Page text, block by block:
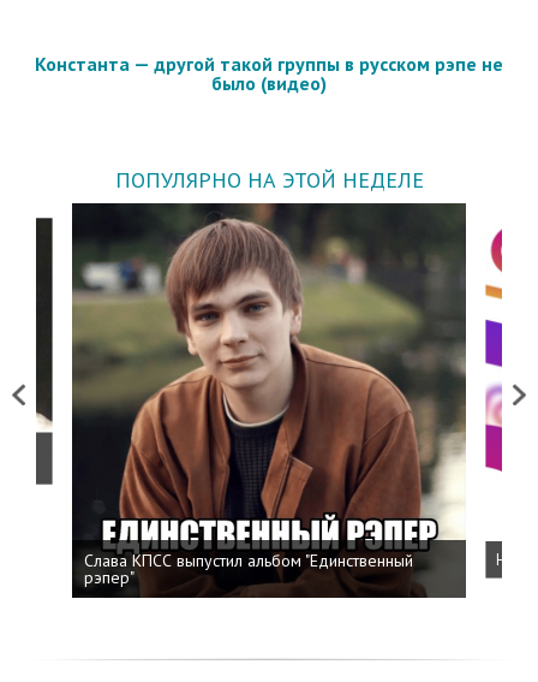
Константа — другой такой группы в русском рэпе не
было (видео)
ПОПУЛЯРНО НА ЭТОЙ НЕДЕЛЕ
Previous
Слава КПСС выпустил альбом "Единственный
рэпер"
Next